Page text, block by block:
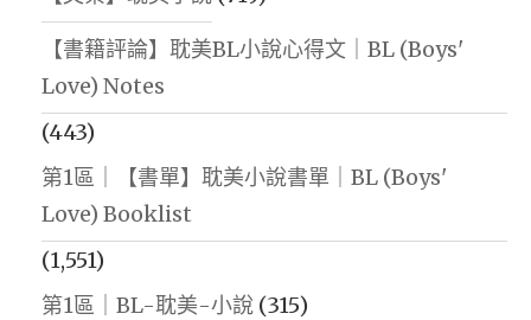
【書籍評論】耽美BL小說心得文｜BL (Boys'
Love) Notes
(443)
第1區｜【書單】耽美小說書單｜BL (Boys'
Love) Booklist
(1,551)
第1區｜BL-耽美-小說 (315)